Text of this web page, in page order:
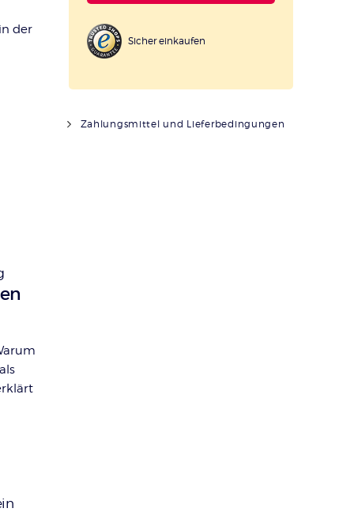
der
Sicher einkaufen
Zahlungsmittel und Lieferbedingungen